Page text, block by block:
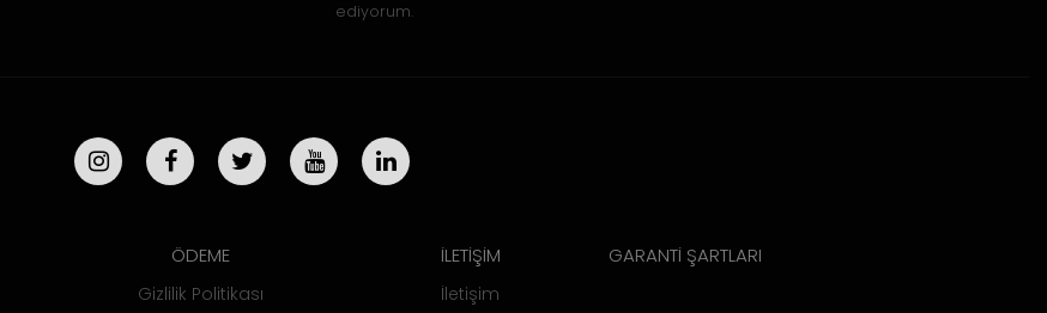
ediyorum.
ÖDEME
Gizlilik Politikası
İLETİŞİM
İletişim
GARANTİ ŞARTLARI